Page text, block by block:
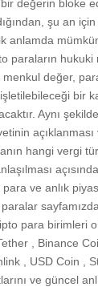
değerin bloke
şu an
anlamda
paraların
değer,
bir
Aynı
hangi vergi
ve anlık
para birimleri
, Binance
, USD Coin ,
ve güncel